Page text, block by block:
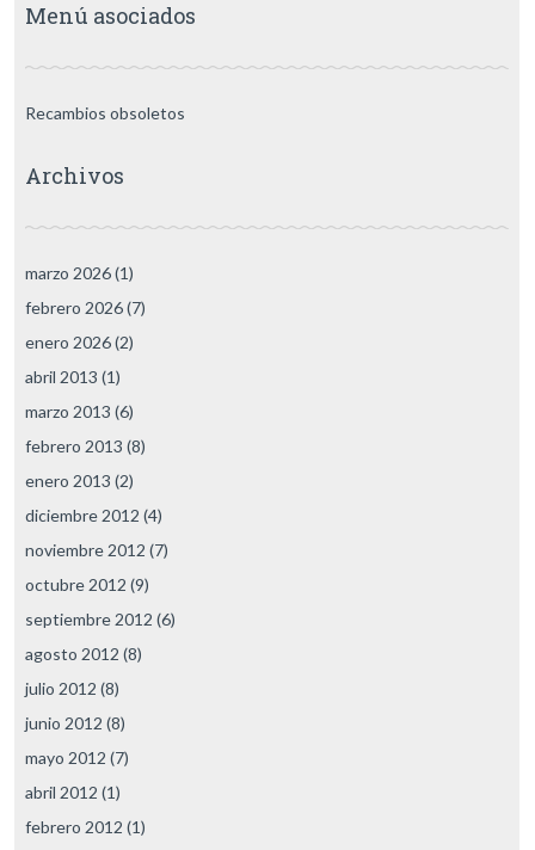
Menú asociados
Recambios obsoletos
Archivos
marzo 2026(1)
febrero 2026(7)
enero 2026(2)
abril 2013 (1)
marzo 2013 (6)
febrero 2013 (8)
enero 2013 (2)
diciembre 2012 (4)
noviembre 2012 (7)
octubre 2012 (9)
septiembre 2012 (6)
agosto 2012 (8)
julio 2012 (8)
junio 2012 (8)
mayo 2012 (7)
abril 2012 (1)
febrero 2012 (1)